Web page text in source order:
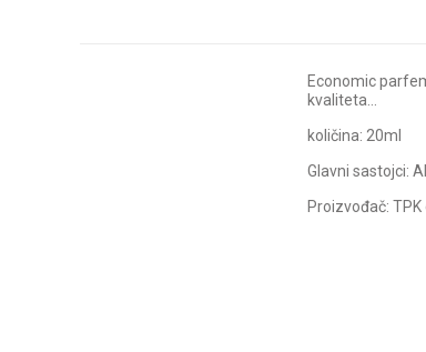
Economic
kvaliteta…
količina: 20ml
Glavni sastojci:
Proizvođač: